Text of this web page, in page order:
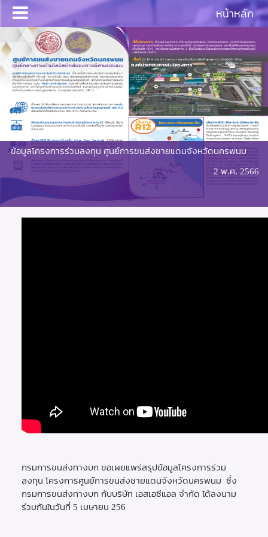
หน้าหลัก
ข้อมูลโครงการร่วมลงทุน ศูนย์การขนส่งชายแดนจังหวัดนครพนม
2 พ.ค. 2566
กรมการขนส่งทางบก ขอเผยแพร่สรุปข้อมูลโครงการร่วม
ลงทุน โครงการศูนย์การขนส่งชายแดนจังหวัดนครพนม ซึ่ง
กรมการขนส่งทางบก กับบริษัท เอสเอซีแอล จำกัด ได้ลงนาม
ร่วมกันในวันที่ 5 เมษายน 256